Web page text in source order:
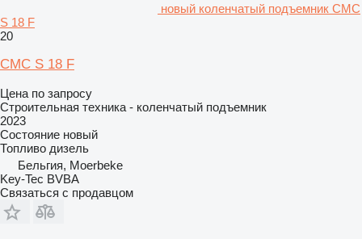
новый коленчатый подъемник CMC
S 18 F
20
CMC S 18 F
Цена по запросу
Строительная техника - коленчатый подъемник
2023
Состояние новый
Топливо дизель
Бельгия, Moerbeke
Key-Tec BVBA
Связаться с продавцом